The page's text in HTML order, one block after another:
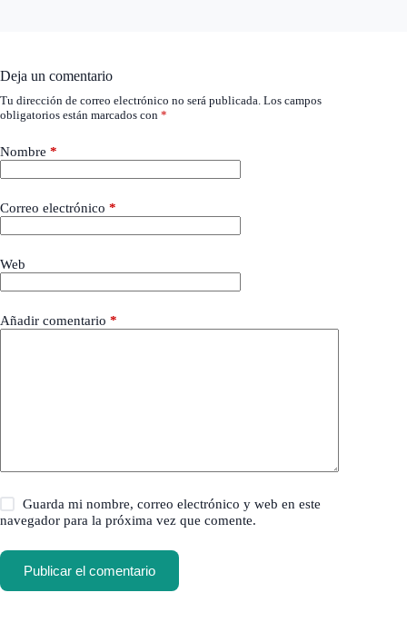
Deja un comentario
Tu dirección de correo electrónico no será publicada. Los campos
obligatorios están marcados con *
Nombre *
Correo electrónico *
Web
Añadir comentario *
Guarda mi nombre, correo electrónico y web en este
navegador para la próxima vez que comente.
Publicar el comentario